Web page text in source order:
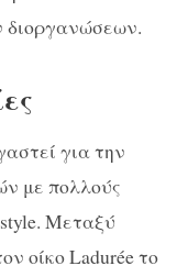
διοργανώσεων.
για την
με πολλούς
. Μεταξύ
οίκοLaduréeτο